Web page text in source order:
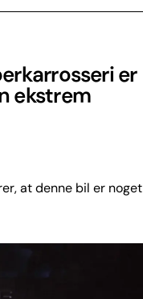
er
ekstrem
at denne bil er noget